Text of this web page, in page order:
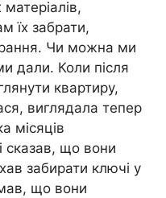
їх забрати,
Чи можна ми
дали. Коли після
квартиру,
виглядала тепер
місяців
сказав, що вони
забирати ключі у
що вони